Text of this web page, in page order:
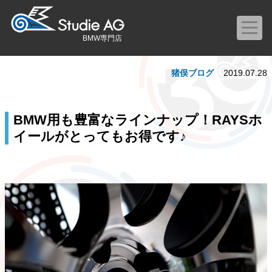
BMW専門店
BMW用も豊富なラインナップ！RAYSホ
イールがとってもお得です♪
猪俣ブログ 2019.07.28